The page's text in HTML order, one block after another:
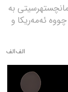
به
ئەمەریکا و